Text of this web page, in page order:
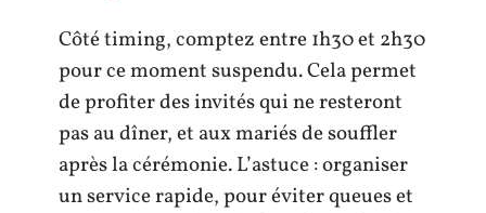
Côté timing, comptez entre 1h30 et 2h30
pour ce moment suspendu. Cela permet
de profiter des invités qui ne resteront
pas au dîner, et aux mariés de souffler
après la cérémonie. L’astuce : organiser
un service rapide, pour éviter queues et